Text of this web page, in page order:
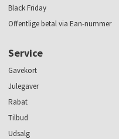
Black Friday
Offentlige betal via Ean-nummer
Service
Gavekort
Julegaver
Rabat
Tilbud
Udsalg